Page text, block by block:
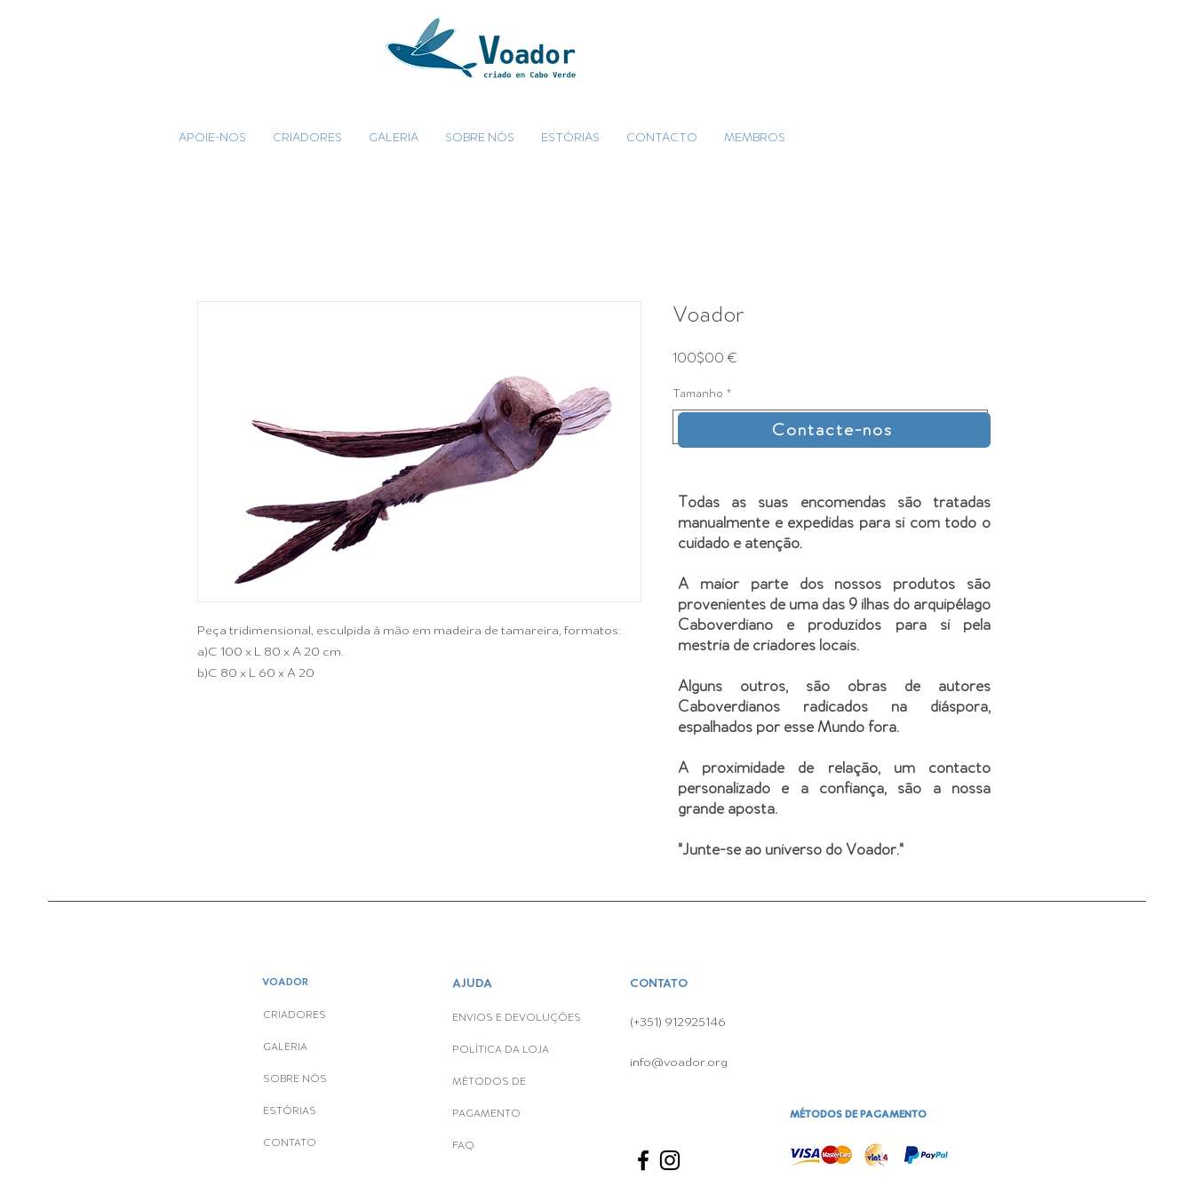
APOIE-NOS CRIADORES GALERIA SOBRE NÓS ESTÓRIAS CONTACTO MEMBROS
Peça tridimensional, esculpida à mão em madeira de tamareira, formatos:
a)C 100 x L 80 x A 20 cm.
b)C 80 x L 60 x A 20
Voador
100$00 €
Tamanho *
Contacte-nos
Todas as suas encomendas são tratadas
manualmente e expedidas para si com todo o
cuidado e atenção.
A maior parte dos nossos produtos são
provenientes de uma das 9 ilhas do arquipélago
Caboverdiano e produzidos para si pela
mestria de criadores locais.
Alguns outros, são obras de autores
Caboverdianos radicados na diáspora,
espalhados por esse Mundo fora.
A proximidade de relação, um contacto
personalizado e a confiança, são a nossa
grande aposta.
"Junte-se ao universo do Voador."
VOADOR
CRIADORES
GALERIA
SOBRE NÓS
ESTÓRIAS
CONTATO
AJUDA
ENVIOS E DEVOLUÇÕES
POLÍTICA DA LOJA
MÉTODOS DE
PAGAMENTO
FAQ
CONTATO
(+351) 912925146
info@voador.org
MÉTODOS DE PAGAMENTO